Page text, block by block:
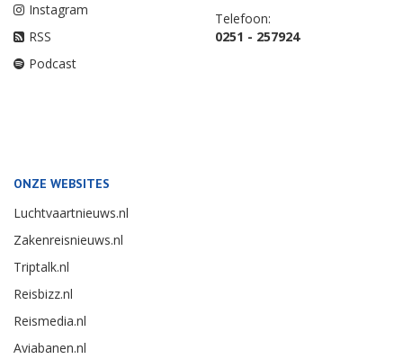
Instagram
RSS
Podcast
Telefoon:
0251 - 257924
ONZE WEBSITES
Luchtvaartnieuws.nl
Zakenreisnieuws.nl
Triptalk.nl
Reisbizz.nl
Reismedia.nl
Aviabanen.nl